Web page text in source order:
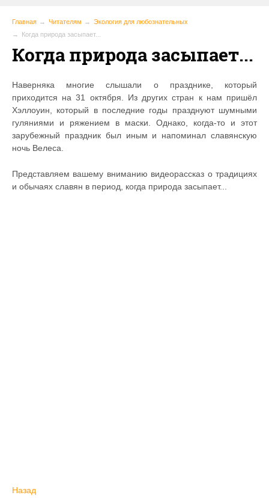
Главная Читателям
Экология для любознательных
Когда природа засыпает...
Когда природа засыпает...
Наверняка многие слышали о празднике, который
приходится на 31 октября. Из других стран к нам пришёл
Хэллоуин, который в последние годы празднуют шумными
гуляниями и ряжением в маски. Однако, когда-то и этот
зарубежный праздник был иным и напоминал славянскую
ночь Велеса.
Представляем вашему вниманию видеорассказ о традициях
и обычаях славян в период, когда природа засыпает...
Назад